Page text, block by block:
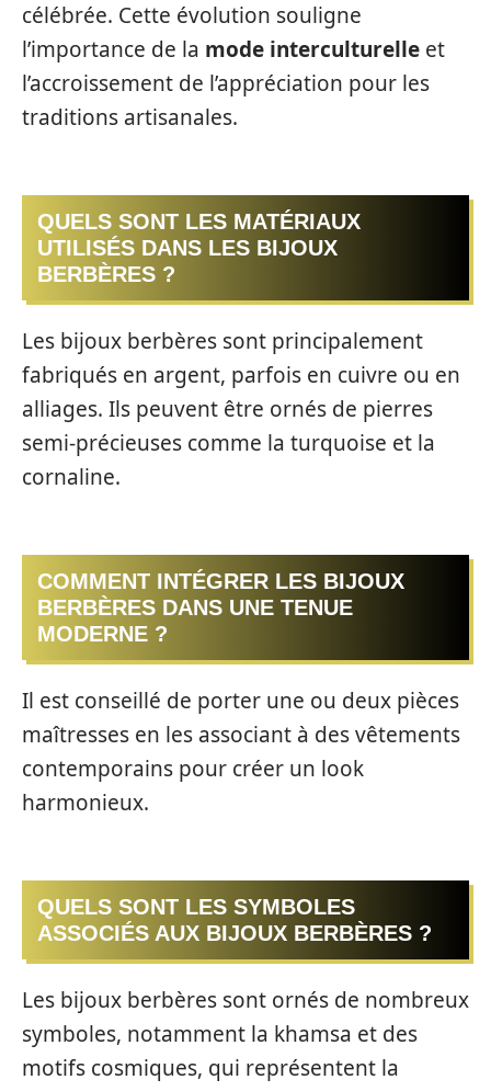
célébrée. Cette évolution souligne
l’importance de la mode interculturelle et
l’accroissement de l’appréciation pour les
traditions artisanales.
QUELS SONT LES MATÉRIAUX
UTILISÉS DANS LES BIJOUX
BERBÈRES ?
Les bijoux berbères sont principalement
fabriqués en argent, parfois en cuivre ou en
alliages. Ils peuvent être ornés de pierres
semi-précieuses comme la turquoise et la
cornaline.
COMMENT INTÉGRER LES BIJOUX
BERBÈRES DANS UNE TENUE
MODERNE ?
Il est conseillé de porter une ou deux pièces
maîtresses en les associant à des vêtements
contemporains pour créer un look
harmonieux.
QUELS SONT LES SYMBOLES
ASSOCIÉS AUX BIJOUX BERBÈRES ?
Les bijoux berbères sont ornés de nombreux
symboles, notamment la khamsa et des
motifs cosmiques, qui représentent la